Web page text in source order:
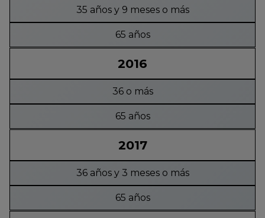
35 años y 9 meses o más
65 años
2016
36 o más
65 años
2017
36 años y 3 meses o más
65 años